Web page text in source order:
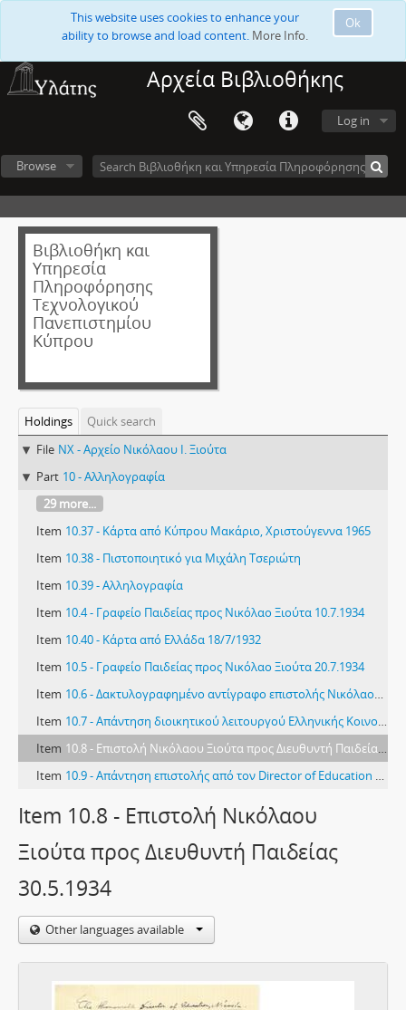
Ok
This website uses cookies to enhance your
ability to browse and load content. More Info.
Αρχεία Βιβλιοθήκης
Log in
Browse
Βιβλιοθήκη και
Υπηρεσία
Πληροφόρησης
Τεχνολογικού
Πανεπιστημίου
Κύπρου
Holdings
Quick search
File NX - Αρχείο Νικόλαου Ι. Ξιούτα
Part 10 - Αλληλογραφία
29 more...
Item 10.37 - Κάρτα από Κύπρου Μακάριο, Χριστούγεννα 1965
Item 10.38 - Πιστοποιητικό για Μιχάλη Τσεριώτη
Item 10.39 - Αλληλογραφία
Item 10.4 - Γραφείο Παιδείας προς Νικόλαο Ξιούτα 10.7.1934
Item 10.40 - Κάρτα από Ελλάδα 18/7/1932
Item 10.5 - Γραφείο Παιδείας προς Νικόλαο Ξιούτα 20.7.1934
Item 10.6 - Δακτυλογραφημένο αντίγραφο επιστολής Νικόλαου Ξιούτα προς πρόεδρο Ελληνικής Κοινοτικής Συνελεύσεως 2.3.1965
Item 10.7 - Απάντηση διοικητικού λειτουργού Ελληνικής Κοινοτικής Συνελεύσεως 30.3.1965
Item 10.8 - Επιστολή Νικόλαου Ξιούτα προς Διευθυντή Παιδείας 30.5.1934
Item 10.9 - Απάντηση επιστολής από τον Director of Education προς Νικόλαο Ξιούτα 2.6.1934
Item 10.8 - Επιστολή Νικόλαου
Ξιούτα προς Διευθυντή Παιδείας
30.5.1934
Other languages available